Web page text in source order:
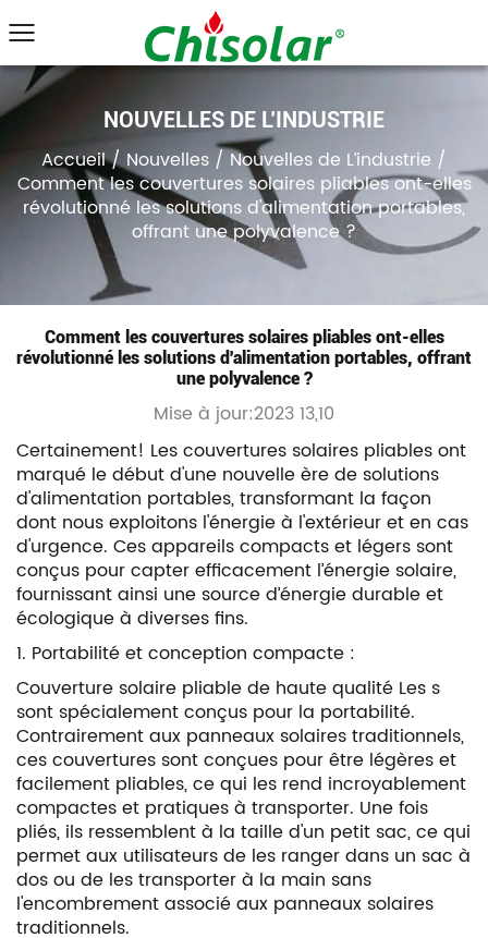
NOUVELLES DE L’INDUSTRIE
Accueil/Nouvelles /Nouvelles de L’industrie /
Comment les couvertures solaires pliables ont-elles
révolutionné les solutions d'alimentation portables,
offrant une polyvalence ?
Comment les couvertures solaires pliables ont-elles
révolutionné les solutions d'alimentation portables, offrant
une polyvalence ?
Mise à jour:2023 13,10
Certainement! Les couvertures solaires pliables ont
marqué le début d'une nouvelle ère de solutions
d'alimentation portables, transformant la façon
dont nous exploitons l'énergie à l'extérieur et en cas
d'urgence. Ces appareils compacts et légers sont
conçus pour capter efficacement l’énergie solaire,
fournissant ainsi une source d’énergie durable et
écologique à diverses fins.
1. Portabilité et conception compacte :
Couverture solaire pliable de haute qualité Les s
sont spécialement conçus pour la portabilité.
Contrairement aux panneaux solaires traditionnels,
ces couvertures sont conçues pour être légères et
facilement pliables, ce qui les rend incroyablement
compactes et pratiques à transporter. Une fois
pliés, ils ressemblent à la taille d'un petit sac, ce qui
permet aux utilisateurs de les ranger dans un sac à
dos ou de les transporter à la main sans
l'encombrement associé aux panneaux solaires
traditionnels.